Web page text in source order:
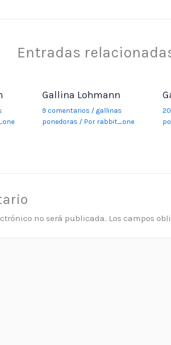
Entradas
Gallina Lohmann
9 comentarios / gallinas
ponedoras / Por rabbit_one
no será publicada. Los campos